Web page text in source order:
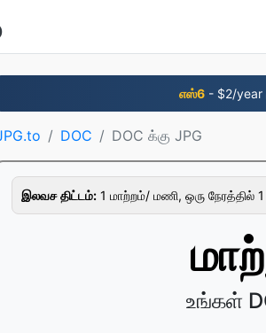
எஸ்6 - $2/
DOC DOC க்கு JPG
இலவச திட்டம்: 1 மாற்றம்/ மணி, ஒரு நேரத்தில் 1
உங்கள்